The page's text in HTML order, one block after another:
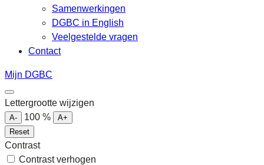
Samenwerkingen
DGBC in English
Veelgestelde vragen
Contact
Mijn DGBC
Lettergrootte wijzigen
A- 100 %
A+
Reset
Contrast
Contrast verhogen